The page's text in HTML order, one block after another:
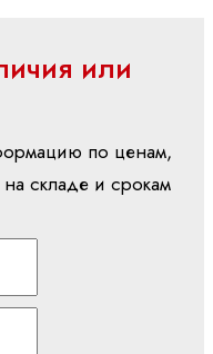
или
по ценам,
складе и срокам